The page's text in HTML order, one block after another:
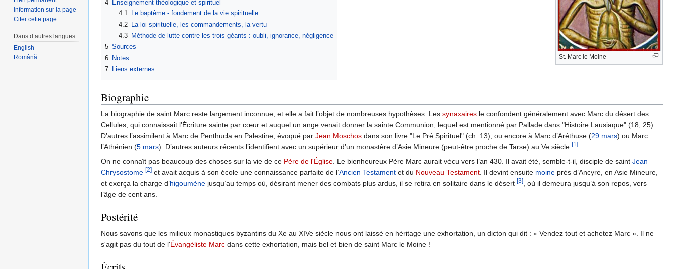
St. Marc le Moine
4 Enseignement théologique et spirituel
4.1
Le baptême - fondement de la vie spirituelle
4.2
La loi spirituelle, les commandements, la vertu
4.3
Méthode de lutte contre les trois géants : oubli, ignorance, négligence
5 Sources
6 Notes
7 Liens externes
Biographie
La biographie de saint Marc reste largement inconnue, et elle a fait l’objet de nombreuses hypothèses. Les synaxaires le confondent généralement avec Marc du désert des
Cellules, qui connaissait l’Écriture sainte par cœur et auquel un ange venait donner la sainte Communion, lequel est mentionné par Pallade dans "Histoire Lausiaque" (18, 25).
D’autres l’assimilent à Marc de Penthucla en Palestine, évoqué par Jean Moschos dans son livre "Le Pré Spirituel" (ch. 13), ou encore à Marc d’Aréthuse (29 mars) ou Marc
l’Athénien (5 mars). D’autres auteurs récents l’identifient avec un supérieur d’un monastère d’Asie Mineure (peut-être proche de Tarse) au Ve siècle [1].
On ne connaît pas beaucoup des choses sur la vie de ce Père de l'Église. Le bienheureux Père Marc aurait vécu vers l’an 430. Il avait été, semble-t-il, disciple de saint Jean
Chrysostome [2] et avait acquis à son école une connaissance parfaite de l’Ancien Testament et du Nouveau Testament. Il devint ensuite moine près d’Ancyre, en Asie Mineure,
et exerça la charge d’higoumène jusqu’au temps où, désirant mener des combats plus ardus, il se retira en solitaire dans le désert [3], où il demeura jusqu’à son repos, vers
l’âge de cent ans.
Postérité
Nous savons que les milieux monastiques byzantins du Xe au XIVe siècle nous ont laissé en héritage une exhortation, un dicton qui dit : « Vendez tout et achetez Marc ». Il ne
s'agit pas du tout de l'Évangéliste Marc dans cette exhortation, mais bel et bien de saint Marc le Moine !
Information sur la page
Citer cette page
Dans d’autres langues
English
Română